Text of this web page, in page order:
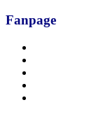
Fanpage